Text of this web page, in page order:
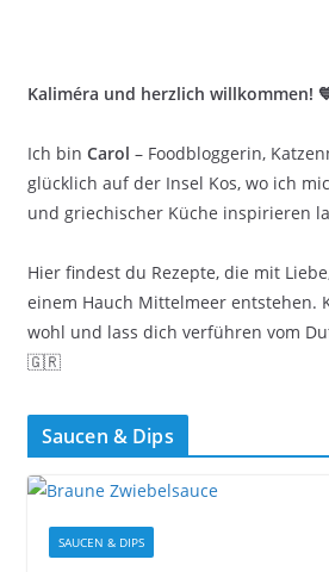
Kaliméra und herzlich willkommen!
Ich bin Carol – Foodbloggerin,
glücklich auf der Insel Kos, wo ich
und griechischer Küche inspirieren
Hier findest du Rezepte, die mit
einem Hauch Mittelmeer entstehen.
wohl und lass dich verführen vom
🇬🇷
Saucen & Dips
SAUCEN & DIPS